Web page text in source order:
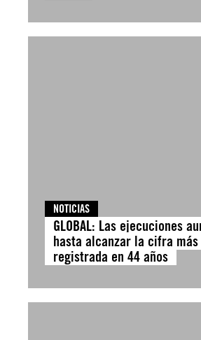
NOTICIAS
GLOBAL: Las ejecuciones
hasta alcanzar la cifra
registrada en 44 años